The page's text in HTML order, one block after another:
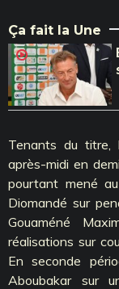
Ça fait la Une
Tenants du titre,
après-midi en
pourtant mené
Diomandé sur
Gouaméné
réalisations sur
En seconde
Aboubakar sur